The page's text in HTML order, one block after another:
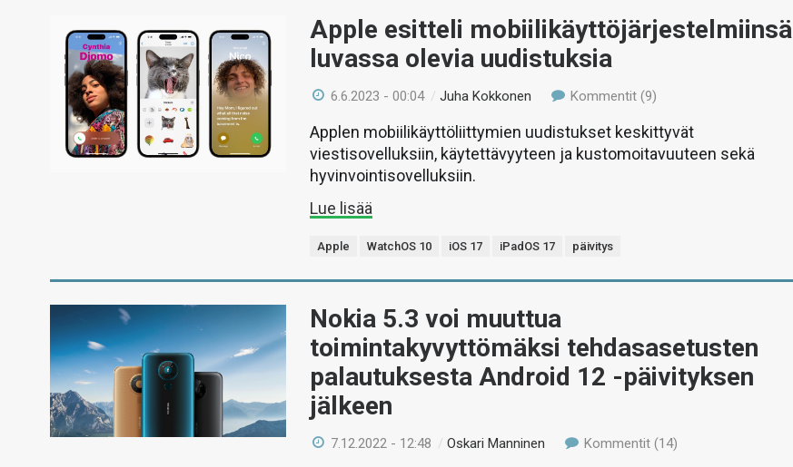
Apple esitteli mobiilikäyttöjärjestelmiinsä
luvassa olevia uudistuksia
6.6.2023 - 00:04 /Juha Kokkonen Kommentit (9)
Applen mobiilikäyttöliittymien uudistukset keskittyvät
viestisovelluksiin, käytettävyyteen ja kustomoitavuuteen sekä
hyvinvointisovelluksiin.
Lue lisää
Apple WatchOS 10 iOS 17 iPadOS 17 päivitys
Nokia 5.3 voi muuttua
toimintakyvyttömäksi tehdasasetusten
palautuksesta Android 12 -päivityksen
jälkeen
7.12.2022 - 12:48 /Oskari Manninen Kommentit (14)